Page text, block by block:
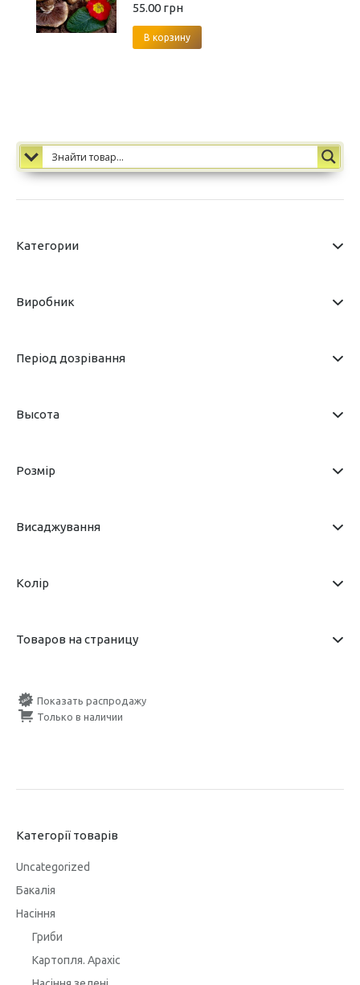
55.00 грн
В корзину
Категории
Виробник
Період дозрівання
Высота
Розмір
Висаджування
Колір
Товаров на страницу
Показать распродажу
Только в наличии
Категорії товарів
Uncategorized
Бакалія
Насіння
Гриби
Картопля. Арахіс